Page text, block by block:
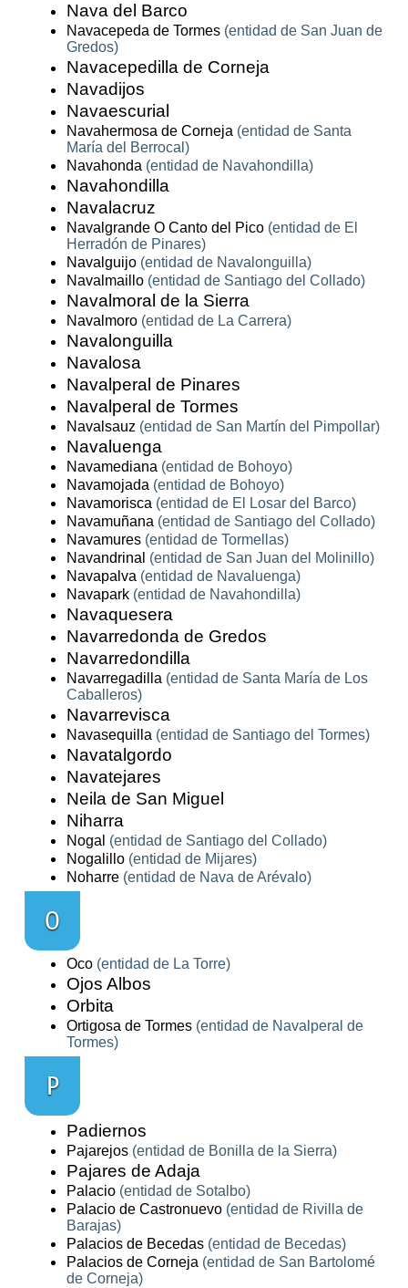
Nava del Barco
Navacepeda de Tormes (entidad de San Juan de
Gredos)
Navacepedilla de Corneja
Navadijos
Navaescurial
Navahermosa de Corneja (entidad de Santa
María del Berrocal)
Navahonda (entidad de Navahondilla)
Navahondilla
Navalacruz
Navalgrande O Canto del Pico (entidad de El
Herradón de Pinares)
Navalguijo (entidad de Navalonguilla)
Navalmaillo (entidad de Santiago del Collado)
Navalmoral de la Sierra
Navalmoro (entidad de La Carrera)
Navalonguilla
Navalosa
Navalperal de Pinares
Navalperal de Tormes
Navalsauz (entidad de San Martín del Pimpollar)
Navaluenga
Navamediana (entidad de Bohoyo)
Navamojada (entidad de Bohoyo)
Navamorisca (entidad de El Losar del Barco)
Navamuñana (entidad de Santiago del Collado)
Navamures (entidad de Tormellas)
Navandrinal (entidad de San Juan del Molinillo)
Navapalva (entidad de Navaluenga)
Navapark (entidad de Navahondilla)
Navaquesera
Navarredonda de Gredos
Navarredondilla
Navarregadilla (entidad de Santa María de Los
Caballeros)
Navarrevisca
Navasequilla (entidad de Santiago del Tormes)
Navatalgordo
Navatejares
Neila de San Miguel
Niharra
Nogal (entidad de Santiago del Collado)
Nogalillo (entidad de Mijares)
Noharre (entidad de Nava de Arévalo)
O
Oco (entidad de La Torre)
Ojos Albos
Orbita
Ortigosa de Tormes (entidad de Navalperal de
Tormes)
P
Padiernos
Pajarejos (entidad de Bonilla de la Sierra)
Pajares de Adaja
Palacio (entidad de Sotalbo)
Palacio de Castronuevo (entidad de Rivilla de
Barajas)
Palacios de Becedas (entidad de Becedas)
Palacios de Corneja (entidad de San Bartolomé
de Corneja)